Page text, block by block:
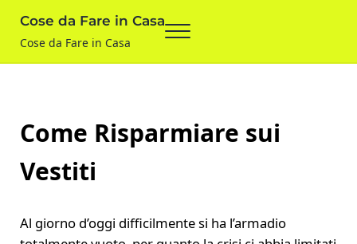
Cose da Fare in Casa
Cose da Fare in Casa Menu
Come Risparmiare sui
Vestiti
Al giorno d’oggi difficilmente si ha l’armadio